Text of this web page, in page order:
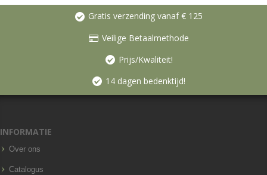
Gratis verzending vanaf € 125
Veilige Betaalmethode
Prijs/Kwaliteit!
14 dagen bedenktijd!
INFORMATIE
Over ons
Catalogus